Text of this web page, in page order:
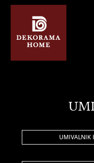
UMIVALNIK